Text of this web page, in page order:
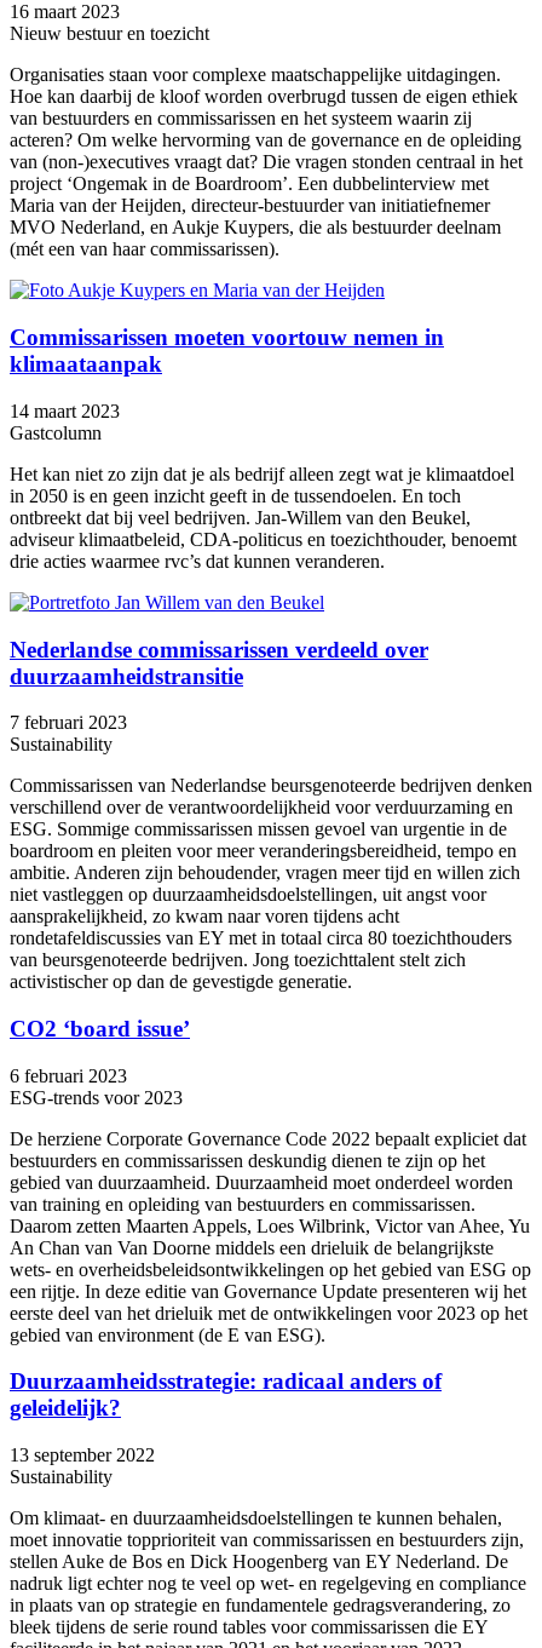
16 maart 2023
Nieuw bestuur en toezicht
Organisaties staan voor complexe maatschappelijke uitdagingen.
Hoe kan daarbij de kloof worden overbrugd tussen de eigen ethiek
van bestuurders en commissarissen en het systeem waarin zij
acteren? Om welke hervorming van de governance en de opleiding
van (non-)executives vraagt dat? Die vragen stonden centraal in het
project ‘Ongemak in de Boardroom’. Een dubbelinterview met
Maria van der Heijden, directeur-bestuurder van initiatiefnemer
MVO Nederland, en Aukje Kuypers, die als bestuurder deelnam
(mét een van haar commissarissen).
Commissarissen moeten voortouw nemen in
klimaataanpak
14 maart 2023
Gastcolumn
Het kan niet zo zijn dat je als bedrijf alleen zegt wat je klimaatdoel
in 2050 is en geen inzicht geeft in de tussendoelen. En toch
ontbreekt dat bij veel bedrijven. Jan-Willem van den Beukel,
adviseur klimaatbeleid, CDA-politicus en toezichthouder, benoemt
drie acties waarmee rvc’s dat kunnen veranderen.
Nederlandse commissarissen verdeeld over
duurzaamheidstransitie
7 februari 2023
Sustainability
Commissarissen van Nederlandse beursgenoteerde bedrijven denken
verschillend over de verantwoordelijkheid voor verduurzaming en
ESG. Sommige commissarissen missen gevoel van urgentie in de
boardroom en pleiten voor meer veranderingsbereidheid, tempo en
ambitie. Anderen zijn behoudender, vragen meer tijd en willen zich
niet vastleggen op duurzaamheidsdoelstellingen, uit angst voor
aansprakelijkheid, zo kwam naar voren tijdens acht
rondetafeldiscussies van EY met in totaal circa 80 toezichthouders
van beursgenoteerde bedrijven. Jong toezichttalent stelt zich
activistischer op dan de gevestigde generatie.
CO2 ‘board issue’
6 februari 2023
ESG-trends voor 2023
De herziene Corporate Governance Code 2022 bepaalt expliciet dat
bestuurders en commissarissen deskundig dienen te zijn op het
gebied van duurzaamheid. Duurzaamheid moet onderdeel worden
van training en opleiding van bestuurders en commissarissen.
Daarom zetten Maarten Appels, Loes Wilbrink, Victor van Ahee, Yu
An Chan van Van Doorne middels een drieluik de belangrijkste
wets- en overheidsbeleidsontwikkelingen op het gebied van ESG op
een rijtje. In deze editie van Governance Update presenteren wij het
eerste deel van het drieluik met de ontwikkelingen voor 2023 op het
gebied van environment (de E van ESG).
Duurzaamheidsstrategie: radicaal anders of
geleidelijk?
13 september 2022
Sustainability
Om klimaat- en duurzaamheidsdoelstellingen te kunnen behalen,
moet innovatie topprioriteit van commissarissen en bestuurders zijn,
stellen Auke de Bos en Dick Hoogenberg van EY Nederland. De
nadruk ligt echter nog te veel op wet- en regelgeving en compliance
in plaats van op strategie en fundamentele gedragsverandering, zo
bleek tijdens de serie round tables voor commissarissen die EY